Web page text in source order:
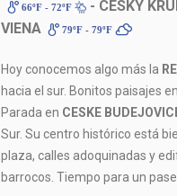
66ºF - 72ºF - CESKY
VIENA
79ºF - 79ºF
Hoy conocemos algo más la
hacia el sur. Bonitos paisajes
Parada en CESKE
Sur. Su centro histórico está
plaza, calles adoquinadas y
barrocos. Tiempo para un